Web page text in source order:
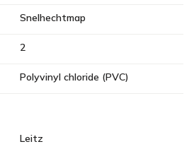
Snelhechtmap
2
Polyvinyl chloride (PVC)
Leitz